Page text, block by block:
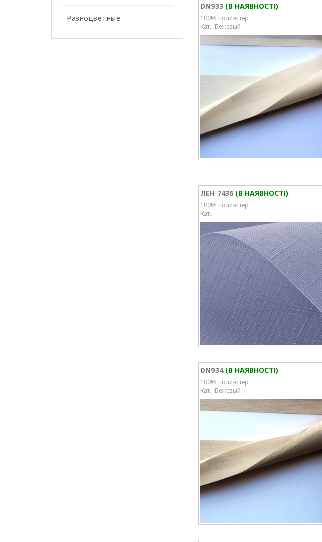
Разноцветные
DN933 (В НАЯВНОСТІ)
100% полиэстер
Кат.: Бежевый
ЛЕН 7436 (В НАЯВНОСТІ)
100% полиэстер
Кат.:
DN934 (В НАЯВНОСТІ)
100% полиэстер
Кат.: Бежевый